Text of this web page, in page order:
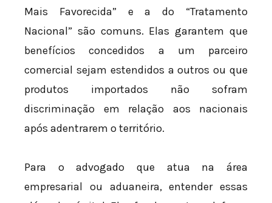
Mais Favorecida” e a do “Tratamento
Nacional” são comuns. Elas garantem que
benefícios concedidos a um parceiro
comercial sejam estendidos a outros ou que
produtos importados não sofram
discriminação em relação aos nacionais
após adentrarem o território.
Para o advogado que atua na área
empresarial ou aduaneira, entender essas